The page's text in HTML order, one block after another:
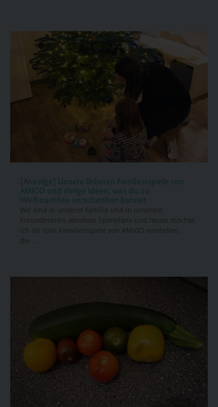
[Anzeige] Unsere liebsten Familienspiele von
AMIGO und einige Ideen, was du zu
Weihnachten verschenken kannst
Wir sind in unserer Familie und in unserem
Freundeskreis absolute Spielefans und heute möchte
ich dir tolle Familienspiele von AMIGO vorstellen,
die...